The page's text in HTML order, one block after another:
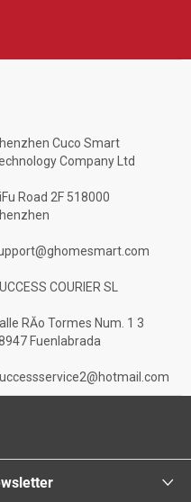
Cuco Smart
Company Ltd
Road 2F 518000
COURIER SL
RĂ­o Tormes Num. 1 3
Fuenlabrada